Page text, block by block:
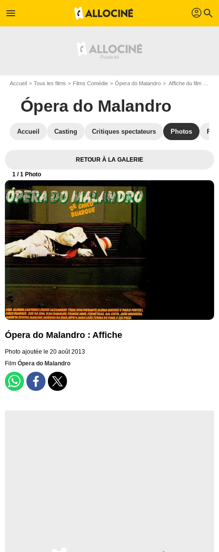
menu profil search
Accueil Tous les films Films Comédie Ópera do Malandro Affiche du film Ópera do Malandro - Photo 1
Ópera do Malandro
Accueil Casting Critiques spectateurs Photos
RETOUR À LA GALERIE
1 / 1 Photo
Ópera do Malandro : Affiche
Photo ajoutée le 20 août 2013
Film Ópera do Malandro